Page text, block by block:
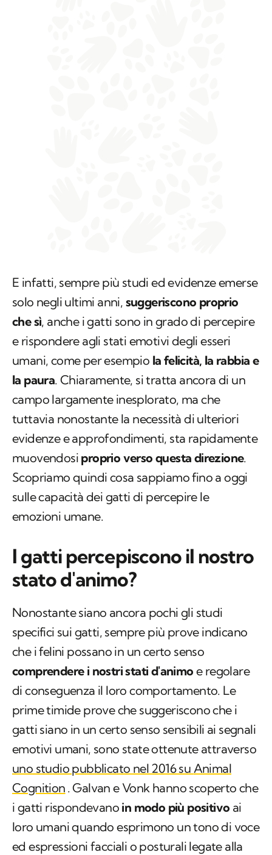
E infatti, sempre più studi ed evidenze emerse
solo negli ultimi anni, suggeriscono proprio
che sì, anche i gatti sono in grado di percepire
e rispondere agli stati emotivi degli esseri
umani, come per esempio la felicità, la rabbia e
la paura. Chiaramente, si tratta ancora di un
campo largamente inesplorato, ma che
tuttavia nonostante la necessità di ulteriori
evidenze e approfondimenti, sta rapidamente
muovendosi proprio verso questa direzione.
Scopriamo quindi cosa sappiamo fino a oggi
sulle capacità dei gatti di percepire le
emozioni umane.
I gatti percepiscono il nostro
Nonostante siano ancora pochi gli studi
specifici sui gatti, sempre più prove indicano
che i felini possano in un certo senso
comprendere i nostri stati d'animoe regolare
di conseguenza il loro comportamento. Le
prime timide prove che suggeriscono che i
gatti siano in un certo senso sensibili ai segnali
emotivi umani, sono state ottenute attraverso
uno studio pubblicato nel 2016 suAnimal
Cognition. Galvan e Vonk hanno scoperto che
i gatti rispondevanoin modo più positivoai
loro umani quando esprimono un tono di voce